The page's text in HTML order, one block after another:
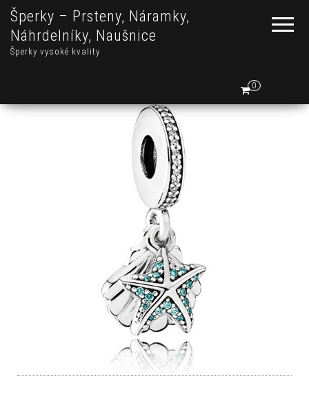
Šperky – Prsteny, Náramky,
Náhrdelníky, Naušnice
Šperky vysoké kvality
0